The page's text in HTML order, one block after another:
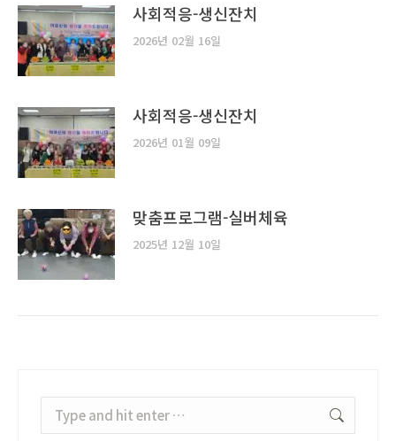
사회적응-생신잔치
2026년 02월 16일
사회적응-생신잔치
2026년 01월 09일
맞춤프로그램-실버체육
2025년 12월 10일